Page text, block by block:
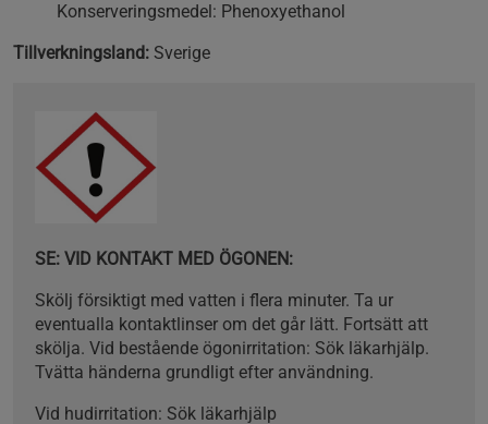
Konserveringsmedel: Phenoxyethanol
Tillverkningsland: Sverige
SE: VID KONTAKT MED ÖGONEN:
Skölj försiktigt med vatten i flera minuter. Ta ur
eventualla kontaktlinser om det går lätt. Fortsätt att
skölja. Vid bestående ögonirritation: Sök läkarhjälp.
Tvätta händerna grundligt efter användning.
Vid hudirritation: Sök läkarhjälp